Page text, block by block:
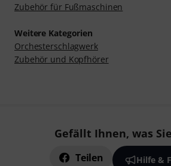
Zubehör für Fußmaschinen
Weitere Kategorien
Orchesterschlagwerk
Zubehör und Kopfhörer
Gefällt Ihnen, was
Teilen Hilfe &